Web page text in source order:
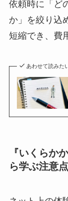
依頼時に「ど
か」を絞り込
短縮でき、費
あわせて読みた
『いくらか
ら学ぶ注意点